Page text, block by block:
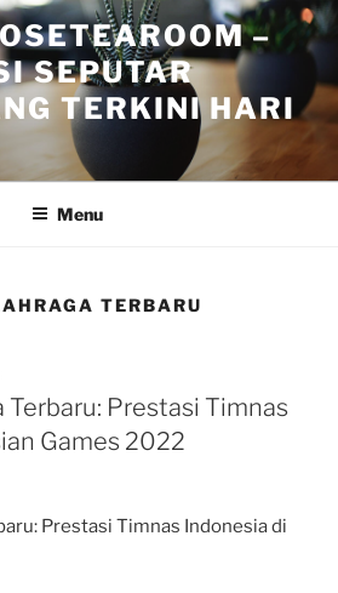
–
SEPUTAR
TERKINI HARI
Menu
TERBARU
Terbaru: Prestasi Timnas
Games 2022
Prestasi Timnas Indonesia di